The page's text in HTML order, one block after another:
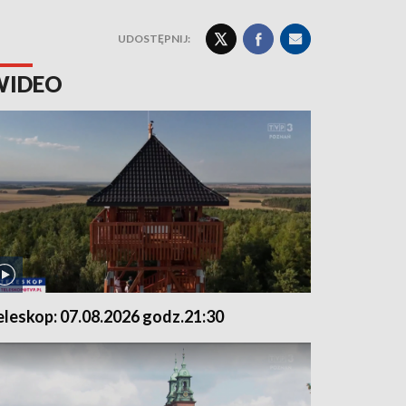
UDOSTĘPNIJ:
07.08.2026 godz.21:30